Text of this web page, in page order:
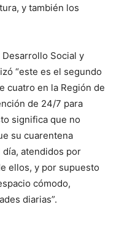
y también los
Social y
“este es el segundo
cuatro en la Región de
de 24/7 para
significa que no
su cuarentena
atendidos por
ellos, y por supuesto
cómodo,
diarias”.